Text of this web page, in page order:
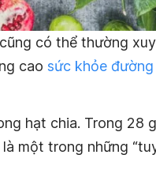
có thể thường
cao sức khỏe
hạt chia. Trong 28
một trong những